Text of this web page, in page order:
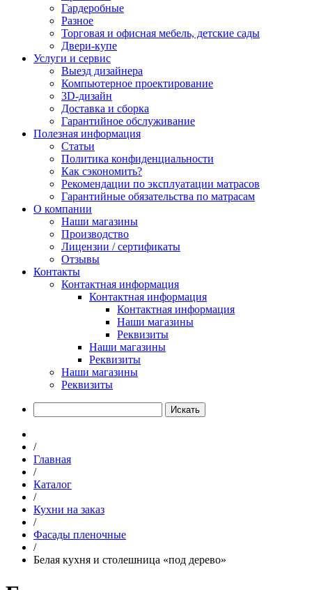
Гардеробные
Разное
Торговая и офисная мебель, детские сады
Двери-купе
Услуги и сервис
Выезд дизайнера
Компьютерное проектирование
3D-дизайн
Доставка и сборка
Гарантийное обслуживание
Полезная информация
Статьи
Политика конфиденциальности
Как сэкономить?
Рекомендации по эксплуатации матрасов
Гарантийные обязательства по матрасам
О компании
Наши магазины
Производство
Лицензии / сертификаты
Отзывы
Контакты
Контактная информация
Контактная информация
Контактная информация
Наши магазины
Реквизиты
Наши магазины
Реквизиты
Наши магазины
Реквизиты
Искать
/
Главная
/
Каталог
/
Кухни на заказ
/
Фасады пленочные
/
Белая кухня и столешница «под дерево»